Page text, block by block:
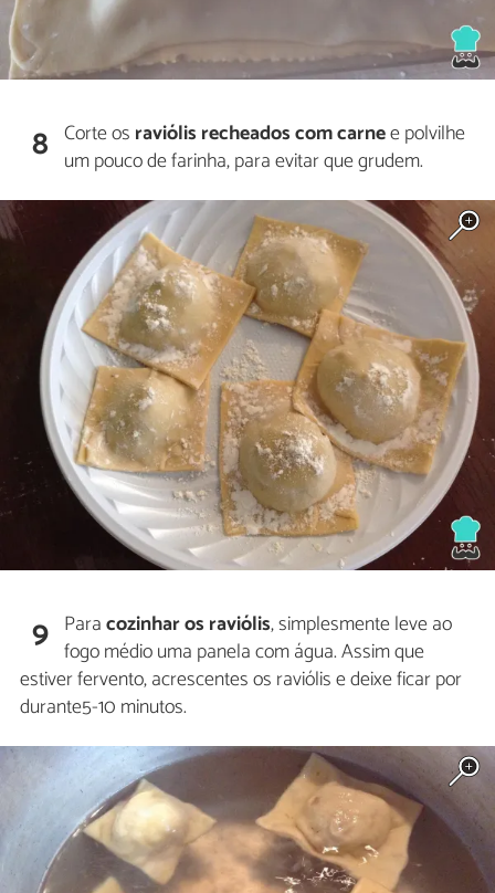
8 Corte os raviólis recheados com carnee polvilhe
um pouco de farinha, para evitar que grudem.
9 Paracozinhar os raviólis, simplesmente leve ao
fogo médio uma panela com água. Assim que
estiver fervento, acrescentes os raviólis e deixe ficar por
durante5-10 minutos.